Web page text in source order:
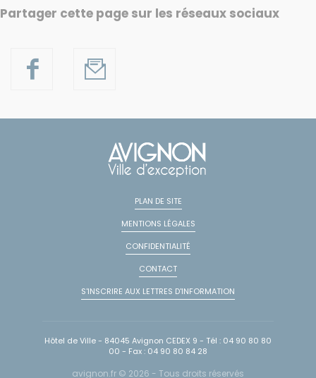
Partager cette page sur les réseaux sociaux
PLAN DE SITE
MENTIONS LÉGALES
CONFIDENTIALITÉ
CONTACT
S'INSCRIRE AUX LETTRES D'INFORMATION
Hôtel de Ville - 84045 Avignon CEDEX 9 - Tél : 04 90 80 80
00 - Fax : 04 90 80 84 28
avignon.fr © 2026 - Tous droits réservés